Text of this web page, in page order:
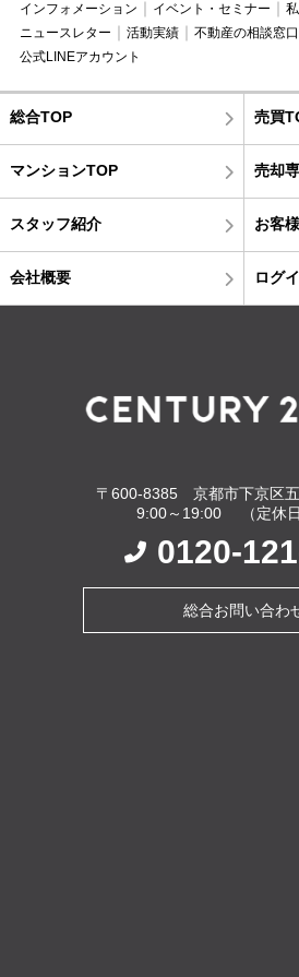
インフォメーション
イベント・セミナー
ニュースレター
活動実績 不動産の相談窓口
公式LINEアカウント
総合TOP 売買
マンションTOP 売却
スタッフ紹介 お客
会社概要 ログ
〒600-8385 京都市下京区
9:00～19:00 （定休日
0120-
総合お問い合わ